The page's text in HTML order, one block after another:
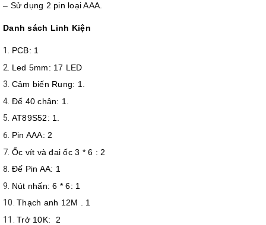
– Sử dụng 2 pin loại AAA.
Danh sách Linh Kiện
PCB: 1
Led 5mm: 17 LED
Cảm biến Rung: 1.
Đế 40 chân: 1.
AT89S52: 1.
Pin AAA: 2
Ốc vít và đai ốc 3 * 6 : 2
Đế Pin AA: 1
Nút nhấn: 6 * 6: 1
Thạch anh 12M . 1
Trở 10K: 2